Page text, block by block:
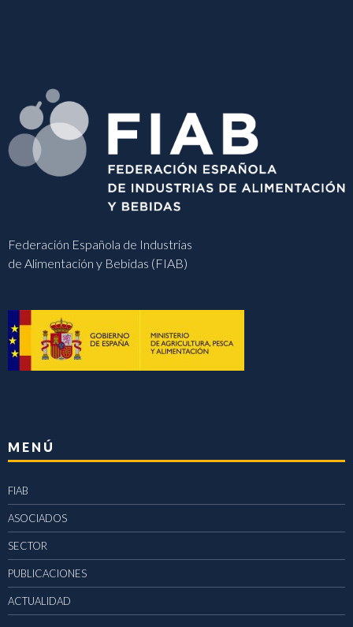
Federación Española de Industrias
de Alimentación y Bebidas (FIAB)
MENÚ
FIAB
ASOCIADOS
SECTOR
PUBLICACIONES
ACTUALIDAD